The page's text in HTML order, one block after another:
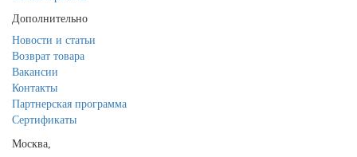
Дополнительно
Новости и статьи
Возврат товара
Вакансии
Контакты
Партнерская программа
Сертификаты
Москва,